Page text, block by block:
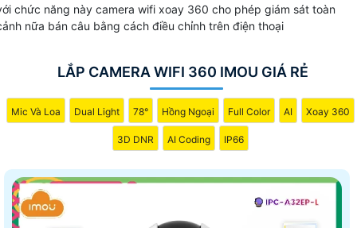
chức năng này camera wifi xoay 360 cho phép giám sát toàn
nữa bán câu bằng cách điều chỉnh trên điện thoại
LẮP CAMERA WIFI 360 IMOU GIÁ RẺ
Mic Và Loa Dual Light 78° Hồng Ngoại Full Color AI Xoay 360
3D DNR AI Coding IP66